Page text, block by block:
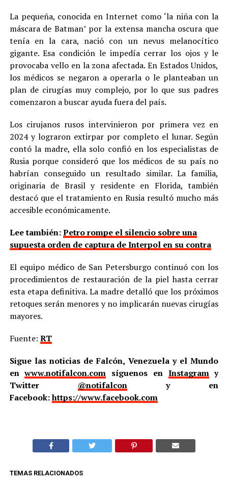
La pequeña, conocida en Internet como ‘la niña con la
máscara de Batman’ por la extensa mancha oscura que
tenía en la cara, nació con un nevus melanocítico
gigante. Esa condición le impedía cerrar los ojos y le
provocaba vello en la zona afectada. En Estados Unidos,
los médicos se negaron a operarla o le planteaban un
plan de cirugías muy complejo, por lo que sus padres
comenzaron a buscar ayuda fuera del país.
Los cirujanos rusos intervinieron por primera vez en
2024 y lograron extirpar por completo el lunar. Según
contó la madre, ella solo confió en los especialistas de
Rusia porque consideró que los médicos de su país no
habrían conseguido un resultado similar. La familia,
originaria de Brasil y residente en Florida, también
destacó que el tratamiento en Rusia resultó mucho más
accesible económicamente.
Lee también:Petro rompe el silencio sobre una
supuesta orden de captura de Interpol en su contra
El equipo médico de San Petersburgo continuó con los
procedimientos de restauración de la piel hasta cerrar
esta etapa definitiva. La madre detalló que los próximos
retoques serán menores y no implicarán nuevas cirugías
mayores.
Fuente: RT
Sigue las noticias de Falcón, Venezuela y el Mundo
enwww.notifalcon.com síguenos en Instagramy
Twitter @notifalcony en
Facebook:https://www.facebook.com
TEMAS RELACIONADOS